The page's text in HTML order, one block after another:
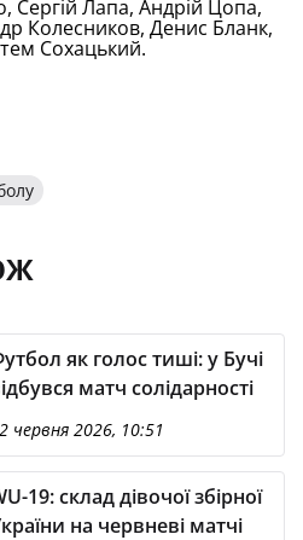
Сергій Лапа, Андрій Цопа,
Колесников, Денис Бланк,
Сохацький.
як голос тиші: у Бучі
матч солідарності
червня 2026, 10:51
19: склад дівочої збірної
на червневі матчі